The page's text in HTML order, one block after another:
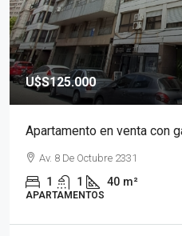
U$S125.000
Apartamento en venta con
Av. 8 De Octubre 2331
1 1 40 m²
APARTAMENTOS